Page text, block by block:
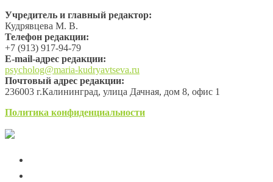
Учредитель и главный редактор:
Кудрявцева М. В.
Телефон редакции:
+7 (913) 917-94-79
Е-mail-адрес редакции:
psycholog@maria-kudryavtseva.ru
Почтовый адрес редакции:
236003 г.Калининград, улица Дачная, дом 8, офис 1
Политика конфиденциальности